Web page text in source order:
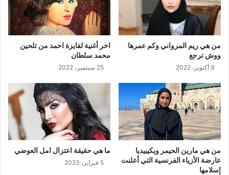
من هي ريم المرواني وكم عمرها
ووش ترجع
9 أكتوبر، 2022
اخر أغنية لفايزة احمد من تلحين
محمد سلطان
25 سبتمبر، 2022
من هي مارين الحيمر ويكيبيديا
عارضة الأزياء الفرنسية التي أعلنت
إسلامها
ما هي حقيقة اعتزال امل العوضي
5 فبراير، 2023